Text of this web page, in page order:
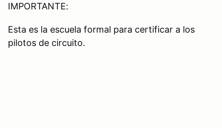
IMPORTANTE:
Esta es la escuela formal para certificar a los
pilotos de circuito.